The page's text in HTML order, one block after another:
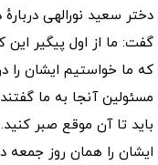
دختر سعید نورالهی
گفت: ما از اول پیگیر این
که ما خواستیم ایشان را
مسئولین آنجا به ما
باید تا آن موقع صبر
ایشان را همان روز جمعه در قطعه 324 بهشت